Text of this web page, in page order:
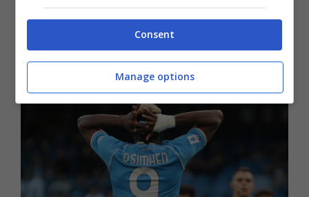
settembre, con quasi tutti i mercati esteri
chiusi, il nigeriano è rimasto ancora sotto
contratto con il Napoli.
Consent
Manage options